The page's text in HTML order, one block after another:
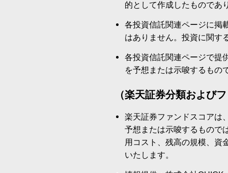
的として作成したものであ
各投資信託関連ページに掲
はありません。投資に関す
各投資信託関連ページで提
を予想または示唆するもの
（楽天証券分類および
楽天証券ファンドスコアは
予想または示唆するもので
用コスト、残高の規模、資
いたします。